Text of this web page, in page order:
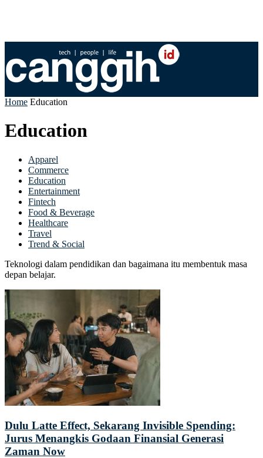
Home Education
Education
Apparel
Commerce
Education
Entertainment
Fintech
Food & Beverage
Healthcare
Travel
Trend & Social
Teknologi dalam pendidikan dan bagaimana itu membentuk masa
depan belajar.
Dulu Latte Effect, Sekarang Invisible Spending:
Jurus Menangkis Godaan Finansial Generasi
Zaman Now